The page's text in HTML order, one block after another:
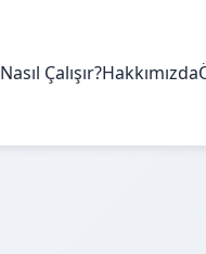
Nasıl Çalışır?Hakkımızda